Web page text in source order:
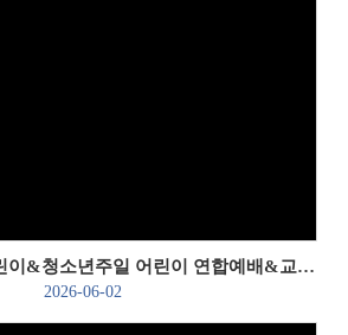
2026년 5월 3일 어린이&청소년주일 어린이 연합예배&교회학교 축제
2026-06-02